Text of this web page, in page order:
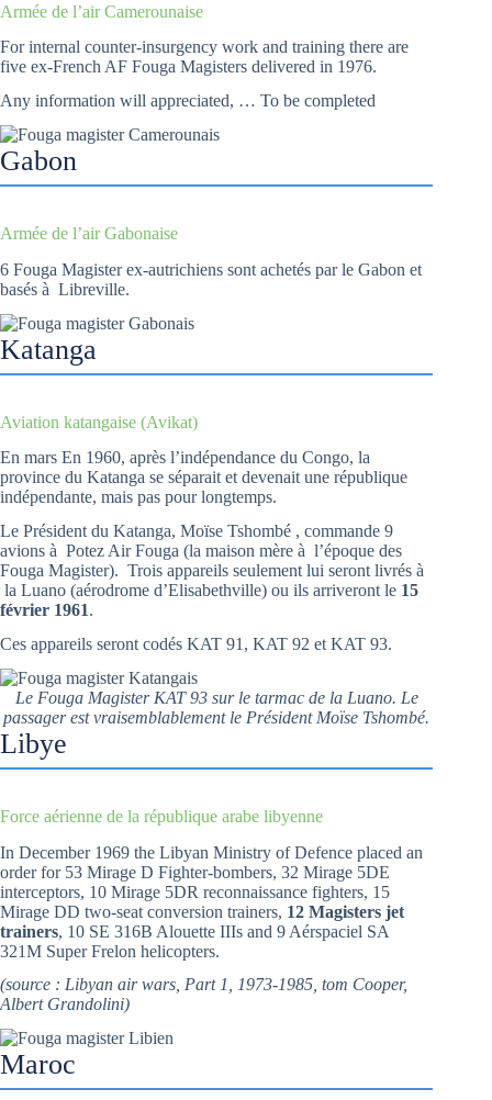
Armée de l’air Camerounaise
For internal counter-insurgency work and training there are
five ex-French AF Fouga Magisters delivered in 1976.
Any information will appreciated, … To be completed
Gabon
Armée de l’air Gabonaise
6 Fouga Magister ex-autrichiens sont achetés par le Gabon et
basés à Libreville.
Katanga
Aviation katangaise (Avikat)
En mars En 1960, après l’indépendance du Congo, la
province du Katanga se séparait et devenait une république
indépendante, mais pas pour longtemps.
Le Président du Katanga, Moïse Tshombé , commande 9
avions à Potez Air Fouga (la maison mère à l’époque des
Fouga Magister). Trois appareils seulement lui seront livrés à
la Luano (aérodrome d’Elisabethville) ou ils arriveront le 15
février 1961.
Ces appareils seront codés KAT 91, KAT 92 et KAT 93.
Le Fouga Magister KAT 93 sur le tarmac de la Luano. Le
passager est vraisemblablement le Président Moïse Tshombé.
Libye
Force aérienne de la république arabe libyenne
In December 1969 the Libyan Ministry of Defence placed an
order for 53 Mirage D Fighter-bombers, 32 Mirage 5DE
interceptors, 10 Mirage 5DR reconnaissance fighters, 15
Mirage DD two-seat conversion trainers, 12 Magisters jet
trainers, 10 SE 316B Alouette IIIs and 9 Aérspaciel SA
321M Super Frelon helicopters.
(source : Libyan air wars, Part 1, 1973-1985, tom Cooper,
Albert Grandolini)
Maroc